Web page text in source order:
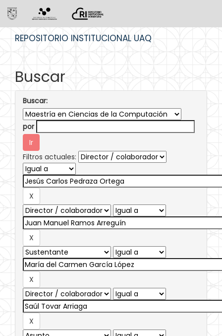
REPOSITORIO INSTITUCIONAL UAQ
Buscar
Buscar:
por
Filtros actuales: